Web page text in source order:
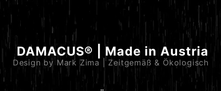
DAMACUS® | Made in Austria
Design by Mark Zima | Zeitgemäß & Ökologisch